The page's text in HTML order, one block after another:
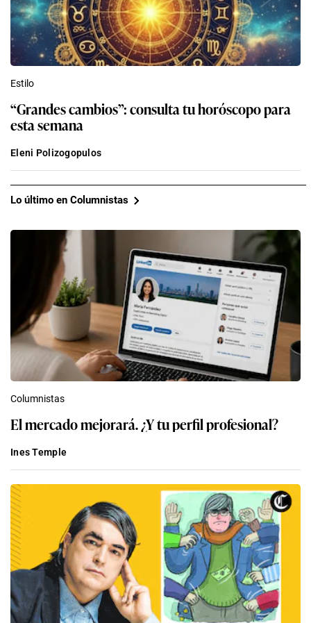
Estilo
“Grandes cambios”: consulta tu horóscopo para
esta semana
Eleni Polizogopulos
Lo último en Columnistas
Columnistas
El mercado mejorará. ¿Y tu perfil profesional?
Ines Temple